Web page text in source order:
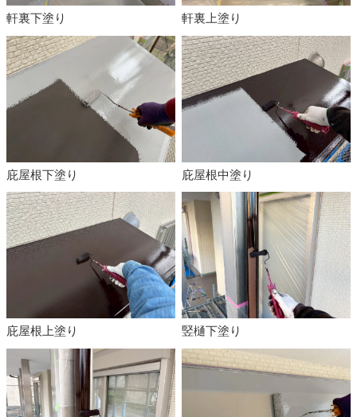
軒裏下塗り 軒裏上塗り
庇屋根下塗り 庇屋根中塗り
庇屋根上塗り 竪樋下塗り